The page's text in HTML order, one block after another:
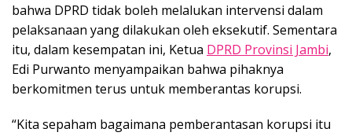
bahwa DPRD tidak boleh melalukan intervensi dalam
pelaksanaan yang dilakukan oleh eksekutif. Sementara
itu, dalam kesempatan ini, Ketua DPRD Provinsi Jambi,
Edi Purwanto menyampaikan bahwa pihaknya
berkomitmen terus untuk memberantas korupsi.
“Kita sepaham bagaimana pemberantasan korupsi itu